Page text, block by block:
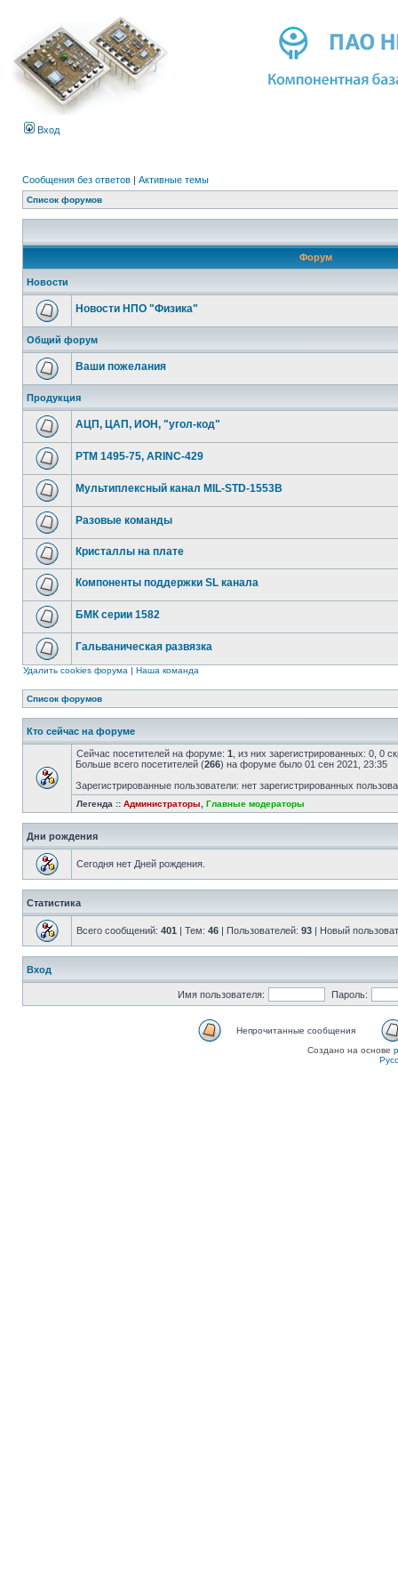
Вход
Сообщения без ответов | Активные темы
Список форумов
Форум
Новости
Новости НПО "Физика"
Общий форум
Ваши пожелания
Продукция
АЦП, ЦАП, ИОН, "угол-код"
РТМ 1495-75, ARINC-429
Мультиплексный канал MIL-STD-1553B
Разовые команды
Кристаллы на плате
Компоненты поддержки SL канала
БМК серии 1582
Гальваническая развязка
Удалить cookies форума | Наша команда
Список форумов
Кто сейчас на форуме
Сейчас посетителей на форуме: 1 , из них зарегистрированных: 0, 0
Больше всего посетителей (266) на форуме было 01 сен 2021, 23:35
Зарегистрированные пользователи: нет зарегистрированных
Легенда :: Администраторы Главные модераторы
Дни рождения
Сегодня нет Дней рождения.
Статистика
Всего сообщений: 401 | Тем: 46 | Пользователей: 93 | Новый
Вход
Имя пользователя: Пароль:
Непрочитанные сообщения
Создано на основе